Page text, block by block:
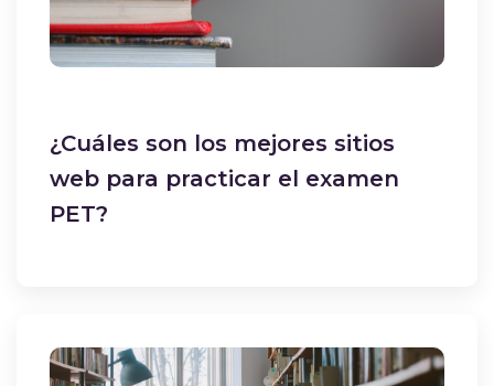
¿Cuáles son los mejores sitios
web para practicar el examen
PET?